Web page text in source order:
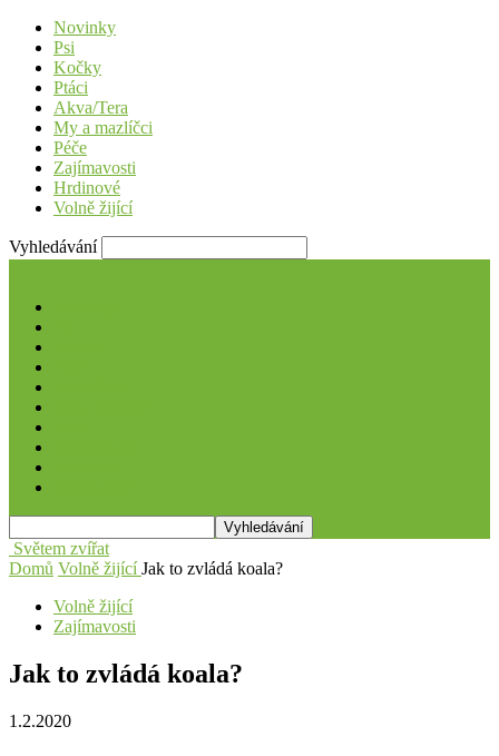
Novinky
Psi
Kočky
Ptáci
Akva/Tera
My a mazlíčci
Péče
Zajímavosti
Hrdinové
Volně žijící
Vyhledávání
Světem zvířat
Domů Volně žijící Jak to zvládá koala?
Volně žijící
Zajímavosti
Jak to zvládá koala?
1.2.2020